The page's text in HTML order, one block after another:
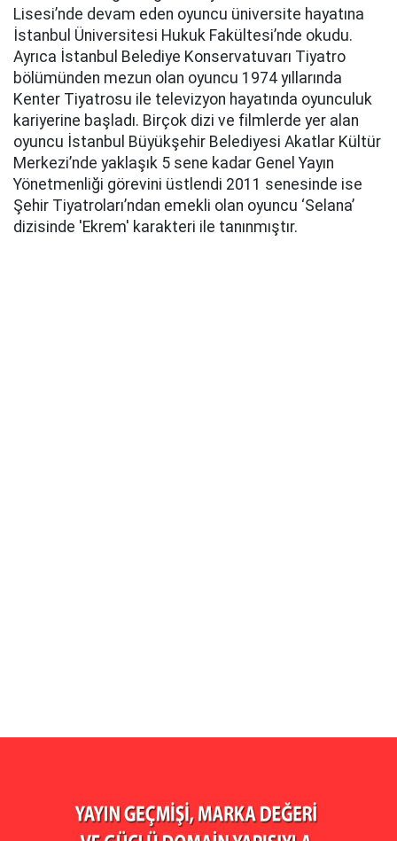
Lisesi’nde devam eden oyuncu üniversite hayatına
İstanbul Üniversitesi Hukuk Fakültesi’nde okudu.
Ayrıca İstanbul Belediye Konservatuvarı Tiyatro
bölümünden mezun olan oyuncu 1974 yıllarında
Kenter Tiyatrosu ile televizyon hayatında oyunculuk
kariyerine başladı. Birçok dizi ve filmlerde yer alan
oyuncu İstanbul Büyükşehir Belediyesi Akatlar Kültür
Merkezi’nde yaklaşık 5 sene kadar Genel Yayın
Yönetmenliği görevini üstlendi 2011 senesinde ise
Şehir Tiyatroları’ndan emekli olan oyuncu ‘Selana’
dizisinde 'Ekrem' karakteri ile tanınmıştır.